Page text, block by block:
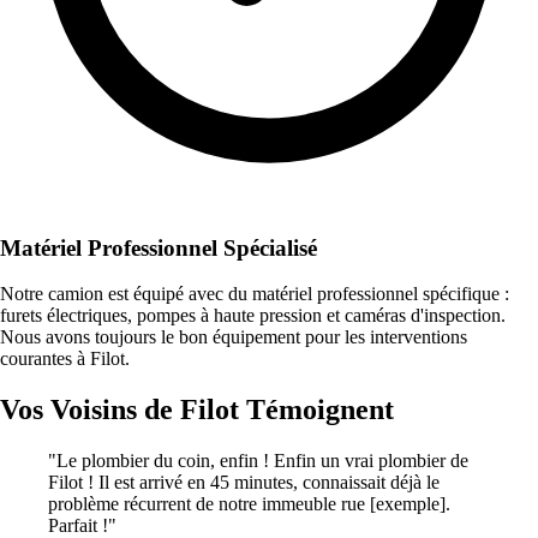
Matériel Professionnel Spécialisé
Notre camion est équipé avec du matériel professionnel spécifique :
furets électriques, pompes à haute pression et caméras d'inspection.
Nous avons toujours le bon équipement pour les interventions
courantes à Filot.
Vos Voisins de Filot Témoignent
"Le plombier du coin, enfin ! Enfin un vrai plombier de
Filot ! Il est arrivé en 45 minutes, connaissait déjà le
problème récurrent de notre immeuble rue [exemple].
Parfait !"